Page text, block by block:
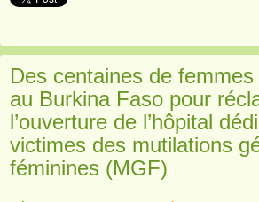
Des centaines de
au Burkina Faso pour
l’ouverture de l’hôpital
victimes des mutilations
féminines (MGF)